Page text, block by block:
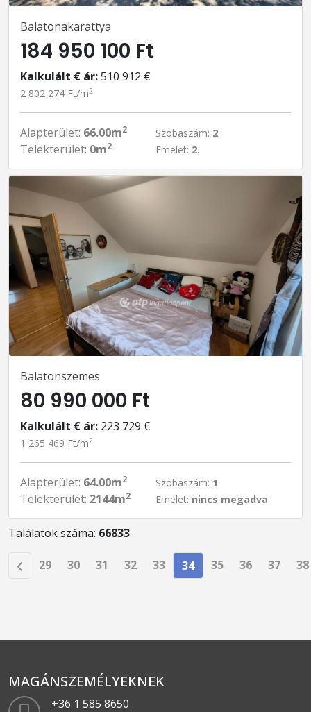
Balatonakarattya
184 950 100 Ft
Kalkulált € ár:510 912 €
2 802 274 Ft/m2
Alapterület: 66.00m2
Telekterület: 0m2
Szobaszám: 2
Emelet: 2.
Balatonszemes
80 990 000 Ft
Kalkulált € ár: 223 729 €
1 265 469 Ft/m2
Alapterület: 64.00m2
Telekterület: 2144m2
Szobaszám: 1
Emelet: nincs megadva
Találatok száma: 66833
29 30 31 32 33 34 35 36 37 38
MAGÁNSZEMÉLYEKNEK
+36 1 585 8650